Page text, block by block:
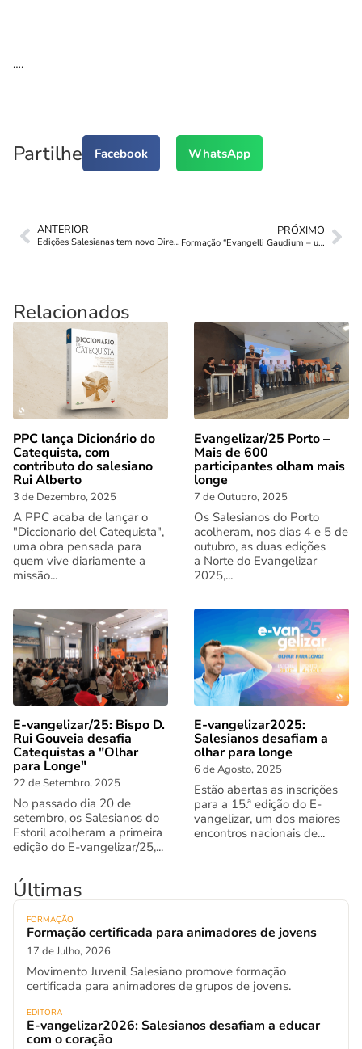
….
Partilhe Facebook WhatsApp
ANTERIOR
Edições Salesianas tem novo Director
PRÓXIMO
Formação “Evangelli Gaudium – um ano depois”
Relacionados
PPC lança Dicionário do
Catequista, com
contributo do salesiano
Rui Alberto
3 de Dezembro, 2025
A PPC acaba de lançar o
"Diccionario del Catequista",
uma obra pensada para
quem vive diariamente a
missão...
Evangelizar/25 Porto –
Mais de 600
participantes olham mais
longe
7 de Outubro, 2025
Os Salesianos do Porto
acolheram, nos dias 4 e 5 de
outubro, as duas edições
a Norte do Evangelizar
2025,...
E-vangelizar/25: Bispo D.
Rui Gouveia desafia
Catequistas a "Olhar
para Longe"
22 de Setembro, 2025
No passado dia 20 de
setembro, os Salesianos do
Estoril acolheram a primeira
edição do E-vangelizar/25,...
E-vangelizar2025:
Salesianos desafiam a
olhar para longe
6 de Agosto, 2025
Estão abertas as inscrições
para a 15.ª edição do E-
vangelizar, um dos maiores
encontros nacionais de...
Últimas
FORMAÇÃO
Formação certificada para animadores de jovens
17 de Julho, 2026
Movimento Juvenil Salesiano promove formação
certificada para animadores de grupos de jovens.
EDITORA
E-vangelizar2026: Salesianos desafiam a educar
com o coração